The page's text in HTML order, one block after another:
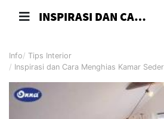
INSPIRASI DAN CARA MENGHIAS KAMAR SEDERHANA MENJADI AESTHETIC
Info
Tips Interior
Inspirasi dan Cara Menghias Kamar